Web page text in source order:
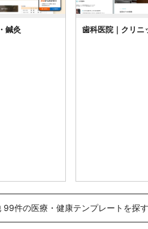
鍼灸 歯科医院｜クリニ
99件の医療・健康テンプレートを探す